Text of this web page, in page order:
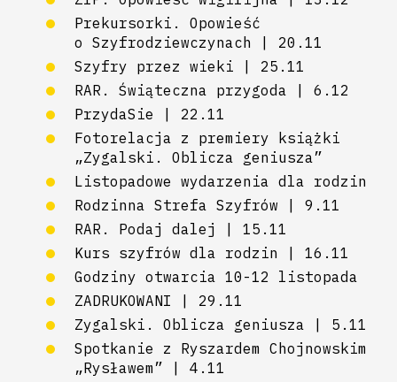
Prekursorki. Opowieść
o Szyfrodziewczynach | 20.11
Szyfry przez wieki | 25.11
RAR. Świąteczna przygoda | 6.12
PrzydaSie | 22.11
Fotorelacja z premiery książki
„Zygalski. Oblicza geniusza”
Listopadowe wydarzenia dla rodzin
Rodzinna Strefa Szyfrów | 9.11
RAR. Podaj dalej | 15.11
Kurs szyfrów dla rodzin | 16.11
Godziny otwarcia 10-12 listopada
ZADRUKOWANI | 29.11
Zygalski. Oblicza geniusza | 5.11
Spotkanie z Ryszardem Chojnowskim
„Rysławem” | 4.11